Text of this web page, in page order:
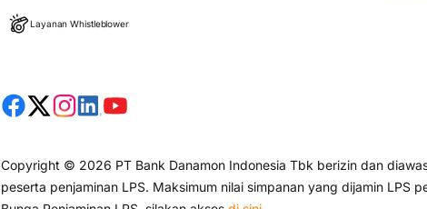
Layanan Whistleblower
Copyright © 2026 PT Bank Danamon Indonesia Tbk berizin dan
peserta penjaminan LPS. Maksimum nilai simpanan yang dijamin LPS